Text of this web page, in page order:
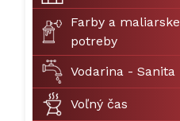
Farby a maliarske
potreby
Vodarina - Sanita
Voľný čas